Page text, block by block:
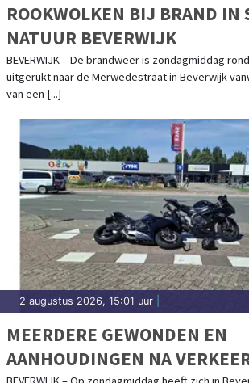
ROOKWOLKEN BIJ BRAND IN
NATUUR BEVERWIJK
BEVERWIJK – De brandweer is zondagmiddag
uitgerukt naar de Merwedestraat in Beverwijk
van een [...]
2 augustus 2026, 15:01 uur
MEERDERE GEWONDEN EN
AANHOUDINGEN NA